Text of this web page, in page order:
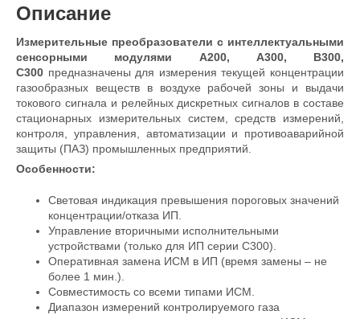
Описание
Измерительные преобразователи с интеллектуальными
сенсорными модулями А200, А300, B300,
С300 предназначены для измерения текущей концентрации
газообразных веществ в воздухе рабочей зоны и выдачи
токового сигнала и релейных дискретных сигналов в составе
стационарных измерительных систем, средств измерений,
контроля, управления, автоматизации и противоаварийной
защиты (ПАЗ) промышленных предприятий.
Особенности:
Световая индикация превышения пороговых значений
концентрации/отказа ИП.
Управление вторичными исполнительными
устройствами (только для ИП серии С300).
Оперативная замена ИСМ в ИП (время замены – не
более 1 мин.).
Совместимость со всеми типами ИСМ.
Диапазон измерений контролируемого газа